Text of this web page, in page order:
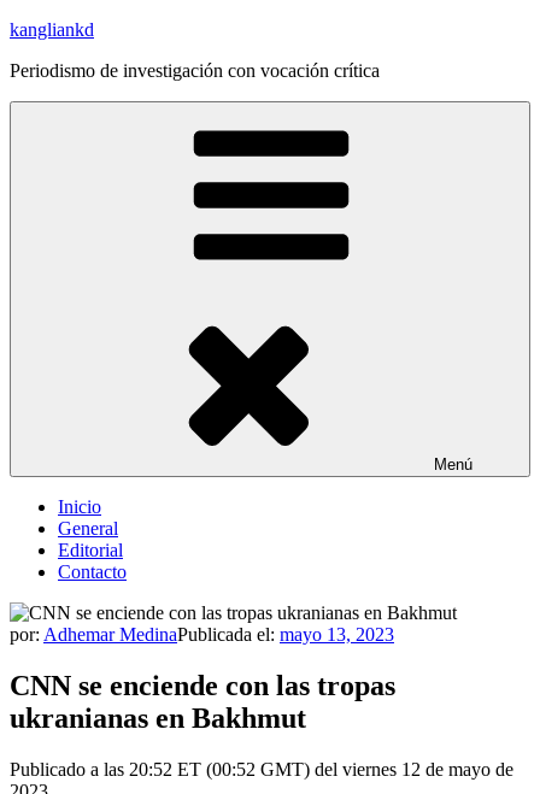
Saltar
contenido
kangliankd
Periodismo de investigación con vocación crítica
Menú
Inicio
General
Editorial
Contacto
por: Adhemar MedinaPublicada el: mayo 13, 2023
CNN se enciende con las tropas
ukranianas en Bakhmut
Publicado a las 20:52 ET (00:52 GMT) del viernes 12 de mayo de